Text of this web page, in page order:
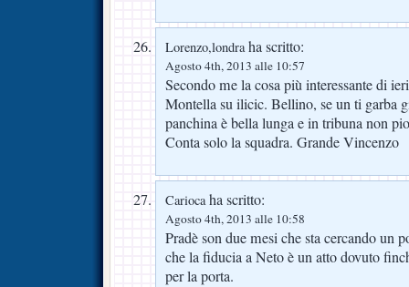
Lorenzo,londraha scritto:
Agosto 4th, 2013 alle 10:57
Secondo me la cosa più interessante di
Montella su ilicic. Bellino, se un ti garba
panchina è bella lunga e in tribuna non
Conta solo la squadra. Grande Vincenzo
Cariocaha scritto:
Agosto 4th, 2013 alle 10:58
Pradè son due mesi che sta cercando un
che la fiducia a Neto è un atto dovuto
per la porta.